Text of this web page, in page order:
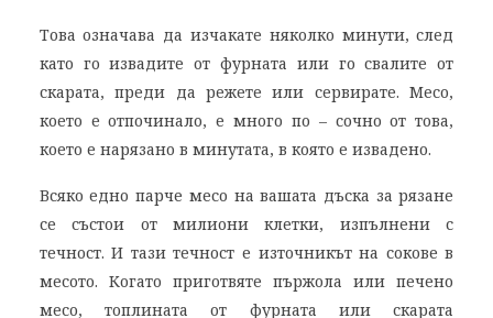
Това означава да изчакате няколко минути, след
като го извадите от фурната или го свалите от
скарата, преди да режете или сервирате. Месо,
което е отпочинало, е много по – сочно от това,
което е нарязано в минутата, в която е извадено.
Всяко едно парче месо на вашата дъска за рязане
се състои от милиони клетки, изпълнени с
течност. И тази течност е източникът на сокове в
месото. Когато приготвяте пържола или печено
месо, топлината от фурната или скарата